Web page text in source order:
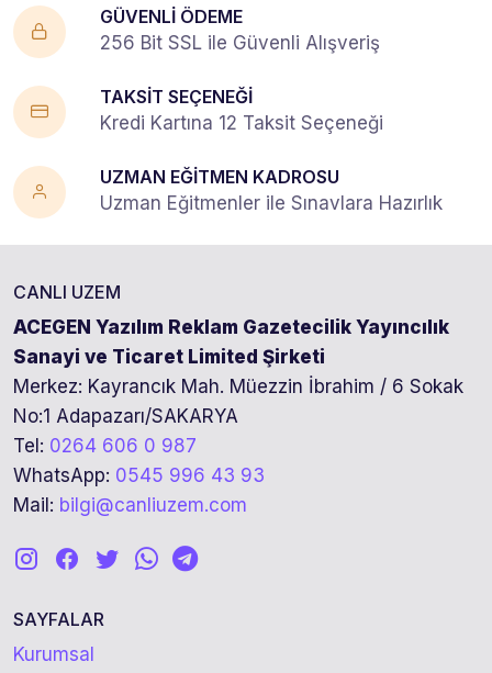
GÜVENLİ ÖDEME
256 Bit SSL ile Güvenli Alışveriş
TAKSİT SEÇENEĞİ
Kredi Kartına 12 Taksit Seçeneği
UZMAN EĞİTMEN KADROSU
Uzman Eğitmenler ile Sınavlara Hazırlık
CANLI UZEM
ACEGEN Yazılım Reklam Gazetecilik Yayıncılık
Sanayi ve Ticaret Limited Şirketi
Merkez: Kayrancık Mah. Müezzin İbrahim / 6 Sokak
No:1 Adapazarı/SAKARYA
Tel: 0264 606 0 987
WhatsApp: 0545 996 43 93
Mail: bilgi@canliuzem.com
SAYFALAR
Kurumsal